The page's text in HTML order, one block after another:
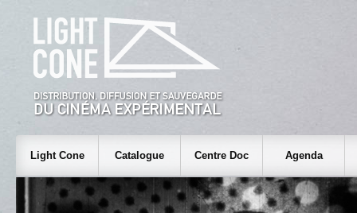
Light Cone Catalogue Centre Doc Agenda